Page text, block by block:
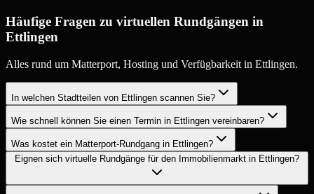
Häufige Fragen zu virtuellen Rundgängen in
Ettlingen
Alles rund um Matterport, Hosting und Verfügbarkeit in Ettlingen.
In welchen Stadtteilen von Ettlingen scannen Sie?
Wie schnell können Sie einen Termin in Ettlingen vereinbaren?
Was kostet ein Matterport-Rundgang in Ettlingen?
Eignen sich virtuelle Rundgänge für den Immobilienmarkt in Ettlingen?